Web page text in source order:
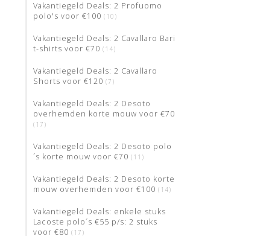
Vakantiegeld Deals: 2 Profuomo
polo's voor €100 (10)
Vakantiegeld Deals: 2 Cavallaro Bari
t-shirts voor €70 (14)
Vakantiegeld Deals: 2 Cavallaro
Shorts voor €120 (7)
Vakantiegeld Deals: 2 Desoto
overhemden korte mouw voor €70
(17)
Vakantiegeld Deals: 2 Desoto polo
´s korte mouw voor €70 (11)
Vakantiegeld Deals: 2 Desoto korte
mouw overhemden voor €100 (14)
Vakantiegeld Deals: enkele stuks
Lacoste polo´s €55 p/s: 2 stuks
voor €80 (17)